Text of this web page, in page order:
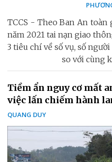
TCCS - Theo Ban An
năm 2021 tai nạn giao
3 tiêu chí về số vụ, số
so với cùng
Tiềm ẩn nguy cơ mất
việc lấn chiếm hành
QUANG DUY